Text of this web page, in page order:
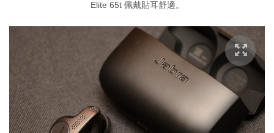
Elite 65t 佩戴貼耳舒適。